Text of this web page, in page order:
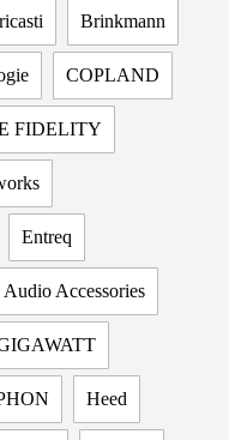
Brinkmann
COPLAND
FIDELITY
Entreq
Audio Accessories
Heed